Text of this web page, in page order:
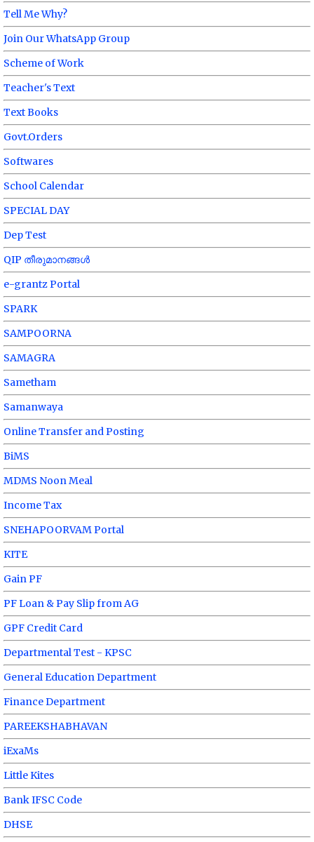
Tell Me Why?
Join Our WhatsApp Group
Scheme of Work
Teacher's Text
Text Books
Govt.Orders
Softwares
School Calendar
SPECIAL DAY
Dep Test
QIP തീരുമാനങ്ങൾ
e-grantz Portal
SPARK
SAMPOORNA
SAMAGRA
Sametham
Samanwaya
Online Transfer and Posting
BiMS
MDMS Noon Meal
Income Tax
SNEHAPOORVAM Portal
KITE
Gain PF
PF Loan & Pay Slip from AG
GPF Credit Card
Departmental Test - KPSC
General Education Department
Finance Department
PAREEKSHABHAVAN
iExaMs
Little Kites
Bank IFSC Code
DHSE